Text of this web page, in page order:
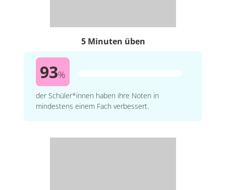
5 Minuten üben
93%
der Schüler*innen haben ihre Noten in
mindestens einem Fach verbessert.